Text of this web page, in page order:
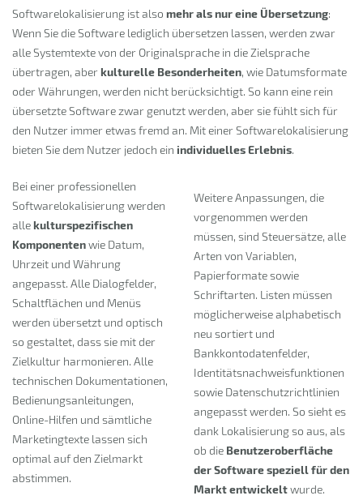
Softwarelokalisierung ist also mehr als nur eine Übersetzung:
Wenn Sie die Software lediglich übersetzen lassen, werden zwar
alle Systemtexte von der Originalsprache in die Zielsprache
übertragen, aberkulturelle Besonderheiten, wie Datumsformate
oder Währungen, werden nicht berücksichtigt. So kann eine rein
übersetzte Software zwar genutzt werden, aber sie fühlt sich für
den Nutzer immer etwas fremd an. Mit einer Softwarelokalisierung
bieten Sie dem Nutzer jedoch ein individuelles Erlebnis.
Bei einer professionellen
Softwarelokalisierung werden
allekulturspezifischen
Komponentenwie Datum,
Uhrzeit und Währung
angepasst. Alle Dialogfelder,
Schaltflächen und Menüs
werden übersetzt und optisch
so gestaltet, dass sie mit der
Zielkultur harmonieren. Alle
technischen Dokumentationen,
Bedienungsanleitungen,
Online-Hilfen und sämtliche
Marketingtexte lassen sich
optimal auf den Zielmarkt
abstimmen.
Weitere Anpassungen, die
vorgenommen werden
müssen, sind Steuersätze, alle
Arten von Variablen,
Papierformate sowie
Schriftarten. Listen müssen
möglicherweise alphabetisch
neu sortiert und
Bankkontodatenfelder,
Identitätsnachweisfunktionen
sowie Datenschutzrichtlinien
angepasst werden. So sieht es
dank Lokalisierung so aus, als
ob die Benutzeroberfläche
der Software speziell für den
Markt entwickeltwurde.